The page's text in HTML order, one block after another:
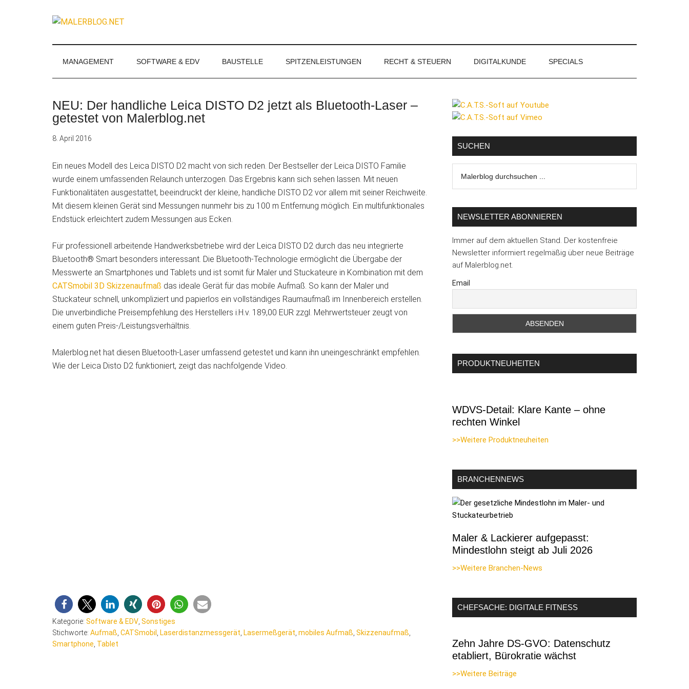
MALERBLOG.NET
Magazin
Stuckateure
MANAGEMENT SOFTWARE & EDV BAUSTELLE SPITZENLEISTUNGEN RECHT & STEUERN DIGITALKUNDE SPECIALS
NEU: Der handliche Leica DISTO D2 jetzt als Bluetooth-Laser –
getestet von Malerblog.net
8. April 2016
Ein neues Modell des Leica DISTO D2 macht von sich reden. Der Bestseller der Leica DISTO Familie
wurde einem umfassenden Relaunch unterzogen. Das Ergebnis kann sich sehen lassen. Mit neuen
Funktionalitäten ausgestattet, beeindruckt der kleine, handliche DISTO D2 vor allem mit seiner Reichweite.
Mit diesem kleinen Gerät sind Messungen nunmehr bis zu 100 m Entfernung möglich. Ein multifunktionales
Endstück erleichtert zudem Messungen aus Ecken.
Für professionell arbeitende Handwerksbetriebe wird der Leica DISTO D2 durch das neu integrierte
Bluetooth® Smart besonders interessant. Die Bluetooth-Technologie ermöglicht die Übergabe der
Messwerte an Smartphones und Tablets und ist somit für Maler und Stuckateure in Kombination mit dem
CATSmobil 3D Skizzenaufmaß das ideale Gerät für das mobile Aufmaß. So kann der Maler und
Stuckateur schnell, unkompliziert und papierlos ein vollständiges Raumaufmaß im Innenbereich erstellen.
Die unverbindliche Preisempfehlung des Herstellers i.H.v. 189,00 EUR zzgl. Mehrwertsteuer zeugt von
einem guten Preis-/Leistungsverhältnis.
Malerblog.net hat diesen Bluetooth-Laser umfassend getestet und kann ihn uneingeschränkt empfehlen.
Wie der Leica Disto D2 funktioniert, zeigt das nachfolgende Video.
Kategorie: Software & EDV Sonstiges
Stichworte: Aufmaß CATSmobil Laserdistanzmessgerät Lasermeßgerät mobiles Aufmaß Skizzenaufmaß
Smartphone Tablet
Seitenspalte
SUCHEN
durchsuchen
NEWSLETTER ABONNIEREN
Immer auf dem aktuellen Stand. Der kostenfreie
Newsletter informiert regelmäßig über neue Beiträge
auf Malerblog.net.
Email
PRODUKTNEUHEITEN
WDVS-Detail: Klare Kante – ohne
rechten Winkel
>>Weitere Produktneuheiten
BRANCHENNEWS
Maler & Lackierer aufgepasst:
Mindestlohn steigt ab Juli 2026
>>Weitere Branchen-News
CHEFSACHE: DIGITALE FITNESS
Zehn Jahre DS-GVO: Datenschutz
etabliert, Bürokratie wächst
>>Weitere Beiträge